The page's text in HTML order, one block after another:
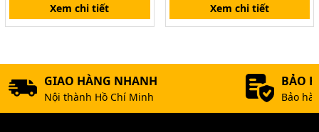
Xem chi tiết Xem chi tiết
GIAO HÀNG NHANH
Nội thành Hồ Chí Minh
BẢO
Bảo